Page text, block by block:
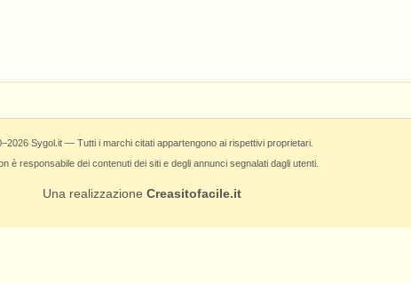
Sygol.it — Tutti i marchi citati appartengono ai rispettivi proprietari.
è responsabile dei contenuti dei siti e degli annunci segnalati dagli utenti.
Una realizzazione Creasitofacile.it